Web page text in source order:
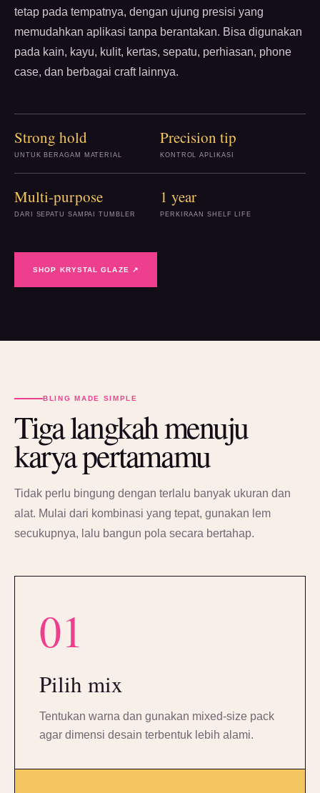
tetap pada tempatnya, dengan ujung presisi yang
memudahkan aplikasi tanpa berantakan. Bisa digunakan
pada kain, kayu, kulit, kertas, sepatu, perhiasan, phone
case, dan berbagai craft lainnya.
Strong hold
UNTUK BERAGAM MATERIAL
Precision tip
KONTROL APLIKASI
Multi-purpose
DARI SEPATU SAMPAI TUMBLER
1 year
PERKIRAAN SHELF LIFE
SHOP KRYSTAL GLAZE ↗
BLING MADE SIMPLE
Tiga langkah menuju
karya pertamamu
Tidak perlu bingung dengan terlalu banyak ukuran dan
alat. Mulai dari kombinasi yang tepat, gunakan lem
secukupnya, lalu bangun pola secara bertahap.
01
Pilih mix
Tentukan warna dan gunakan mixed-size pack
agar dimensi desain terbentuk lebih alami.